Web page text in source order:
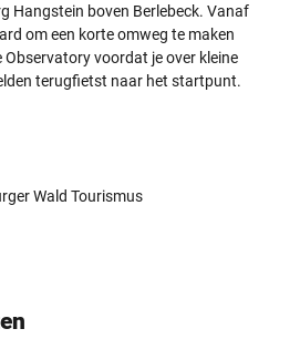
Hangstein boven Berlebeck. Vanaf
om een korte omweg te maken
Observatory voordat je over kleine
terugfietst naar het startpunt.
Wald Tourismus